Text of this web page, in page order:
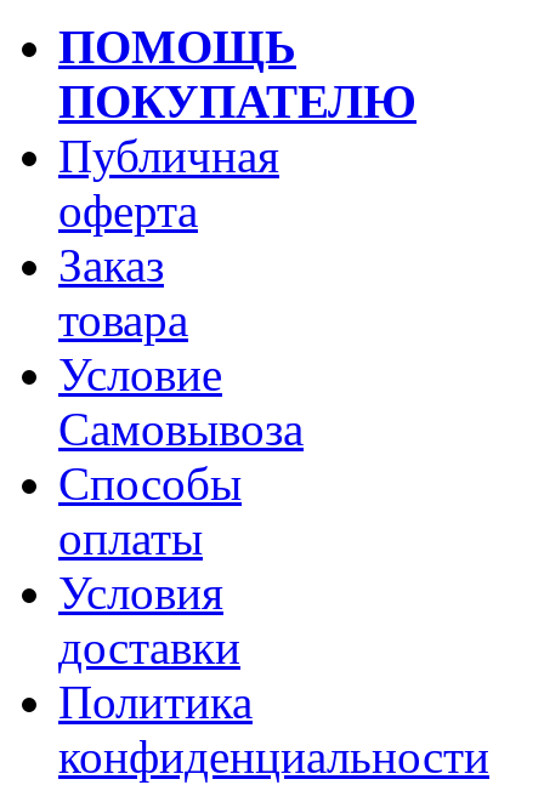
ПОМОЩЬ
ПОКУПАТЕЛЮ
Публичная
оферта
Заказ
товара
Условие
Самовывоза
Способы
оплаты
Условия
доставки
Политика
конфиденциальности